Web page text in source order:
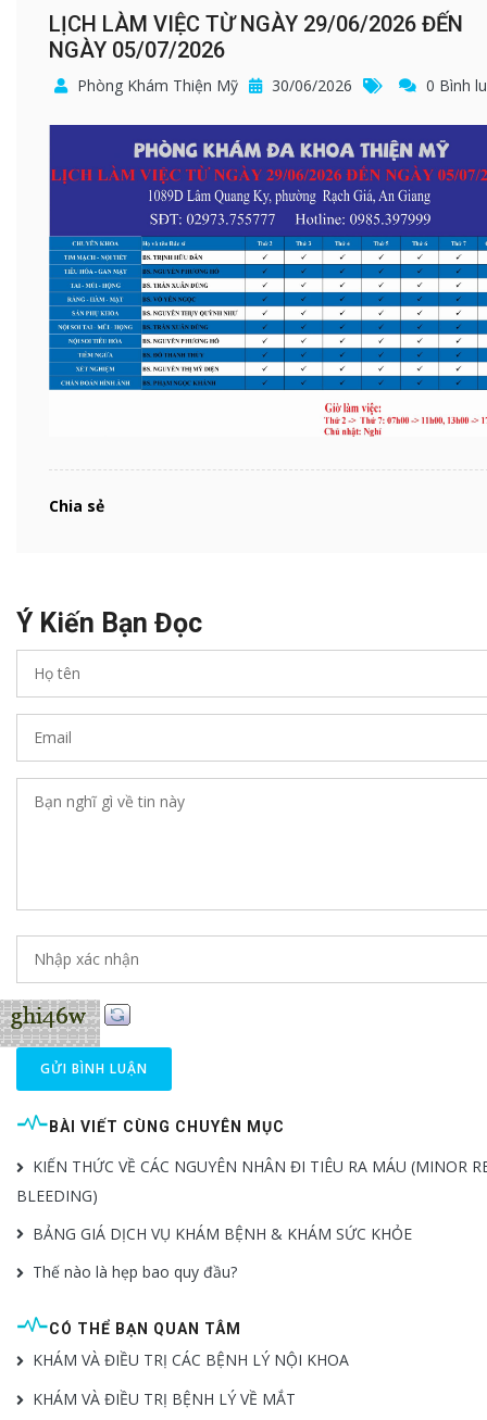
LỊCH LÀM VIỆC TỪ NGÀY 29/06/2026 ĐẾN
NGÀY 05/07/2026
Phòng Khám Thiện Mỹ 30/06/2026 0 Bình
Chia sẻ
Ý Kiến Bạn Đọc
GỬI BÌNH LUẬN
BÀI VIẾT CÙNG CHUYÊN MỤC
KIẾN THỨC VỀ CÁC NGUYÊN NHÂN ĐI TIÊU RA MÁU (MINOR
BLEEDING)
BẢNG GIÁ DỊCH VỤ KHÁM BỆNH & KHÁM SỨC KHỎE
Thế nào là hẹp bao quy đầu?
CÓ THỂ BẠN QUAN TÂM
KHÁM VÀ ĐIỀU TRỊ CÁC BỆNH LÝ NỘI KHOA
KHÁM VÀ ĐIỀU TRỊ BỆNH LÝ VỀ MẮT